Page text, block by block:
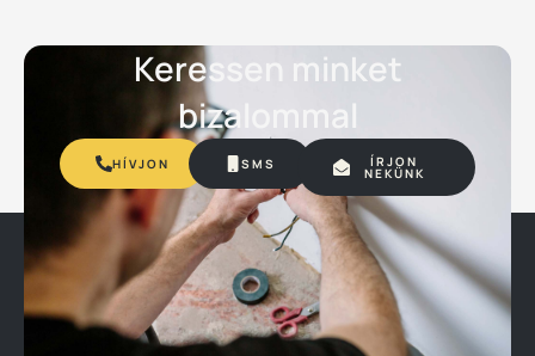
Keressen minket
bizalommal
HÍVJON SMS ÍRJON
NEKÜNK